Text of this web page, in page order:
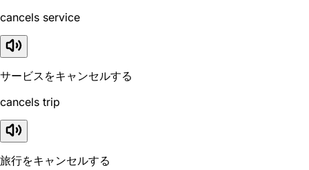
cancels service
サービスをキャンセルする
cancels trip
旅行をキャンセルする